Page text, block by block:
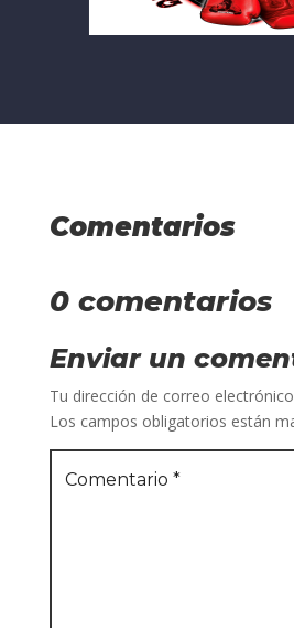
Comentarios
0 comentarios
Enviar un
Tu dirección de correo
Los campos obligatorios están